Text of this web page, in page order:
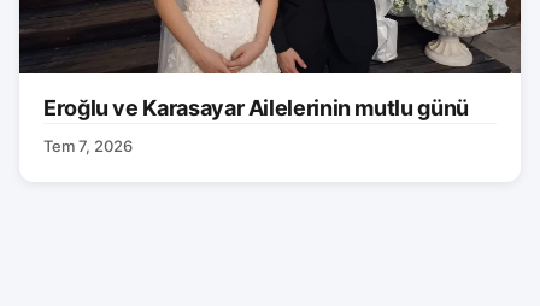
Eroğlu ve Karasayar Ailelerinin mutlu günü
Tem 7, 2026